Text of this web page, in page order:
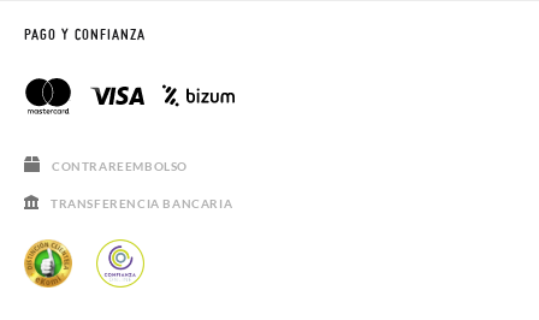
PAGO Y CONFIANZA
CONTRAREEMBOLSO
TRANSFERENCIA BANCARIA